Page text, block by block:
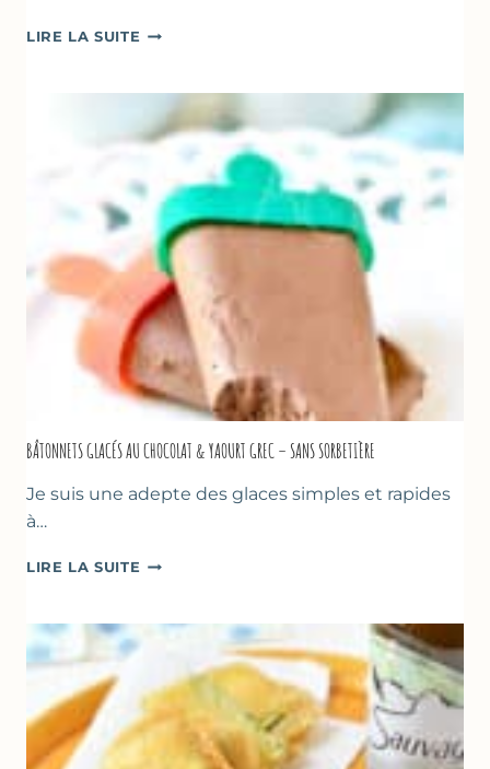
LIRE LA SUITE SOUPE
COURGETTES
AU
CITRON
BASILIC
BÂTONNETS GLACÉS AU CHOCOLAT & YAOURT GREC – SANS SORBETIÈRE
Je suis une adepte des glaces simples et rapides
à…
LIRE LA SUITE BÂTONNETS
CHOCOLAT
YAOURT
GREC
–
SANS
SORBETIÈRE